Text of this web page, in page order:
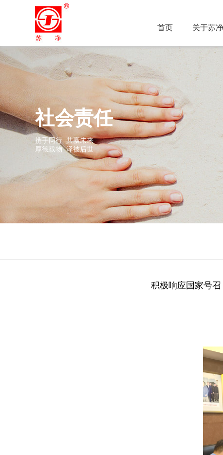
首页 关于苏净
社会责任
携手同行 共赢未来
厚德载物 泽被后世
积极响应国家号